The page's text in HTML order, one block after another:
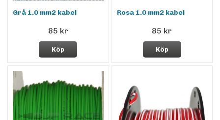
Grå 1.0 mm2 kabel
85 kr
Köp
Rosa 1.0 mm2 kabel
85 kr
Köp